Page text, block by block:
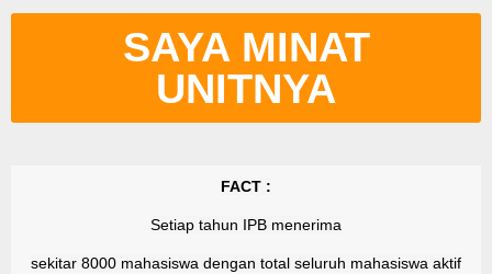
SAYA MINAT
UNITNYA
FACT :
Setiap tahun IPB menerima
sekitar 8000 mahasiswa dengan total seluruh mahasiswa aktif